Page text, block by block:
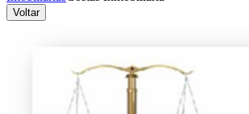
Voltar